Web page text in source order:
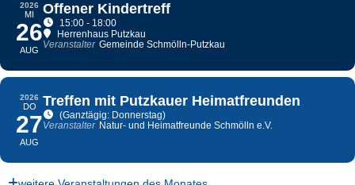
2026
MI
26
AUG
Offener Kindertreff
15:00 - 18:00
Herrenhaus Putzkau
Veranstalter Gemeinde Schmölln-Putzkau
2026
DO
27
AUG
Treffen mit Putzkauer Heimatfreunden
(Ganztägig: Donnerstag)
Veranstalter Natur- und Heimatfreunde Schmölln e.V.